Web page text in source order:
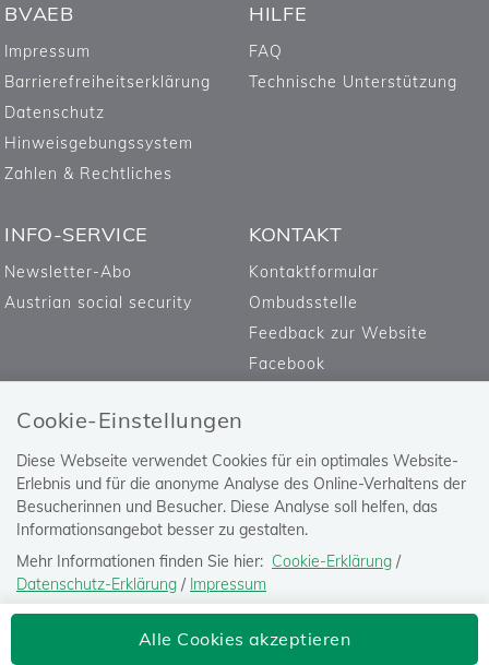
Cookie-Einstellungen
Diese Webseite verwendet Cookies für ein optimales Website-
Erlebnis und für die anonyme Analyse des Online-Verhaltens der
Besucherinnen und Besucher. Diese Analyse soll helfen, das
Informationsangebot besser zu gestalten.
Mehr Informationen finden Sie hier: Cookie-Erklärung /
Datenschutz-Erklärung / Impressum
Die Einstellung können Sie jederzeit auf der Seite "Datenschutz-
" ändern.Alle Cookies akzeptieren
Bediensteter, Eisenbahnen und Bergbau
BVAEB
Impressum
Barrierefreiheitserklärung
Datenschutz
Hinweisgebungssystem
Zahlen & Rechtliches
HILFE
FAQ
Technische Unterstützung
INFO-SERVICE
Newsletter-Abo
Austrian social security
KONTAKT
Kontaktformular
Ombudsstelle
Feedback zur Website
Facebook